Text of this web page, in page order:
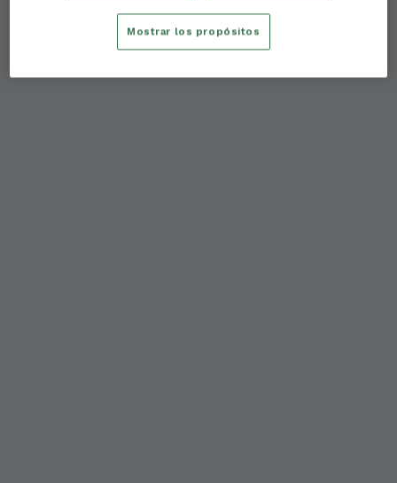
Mostrar los propósitos